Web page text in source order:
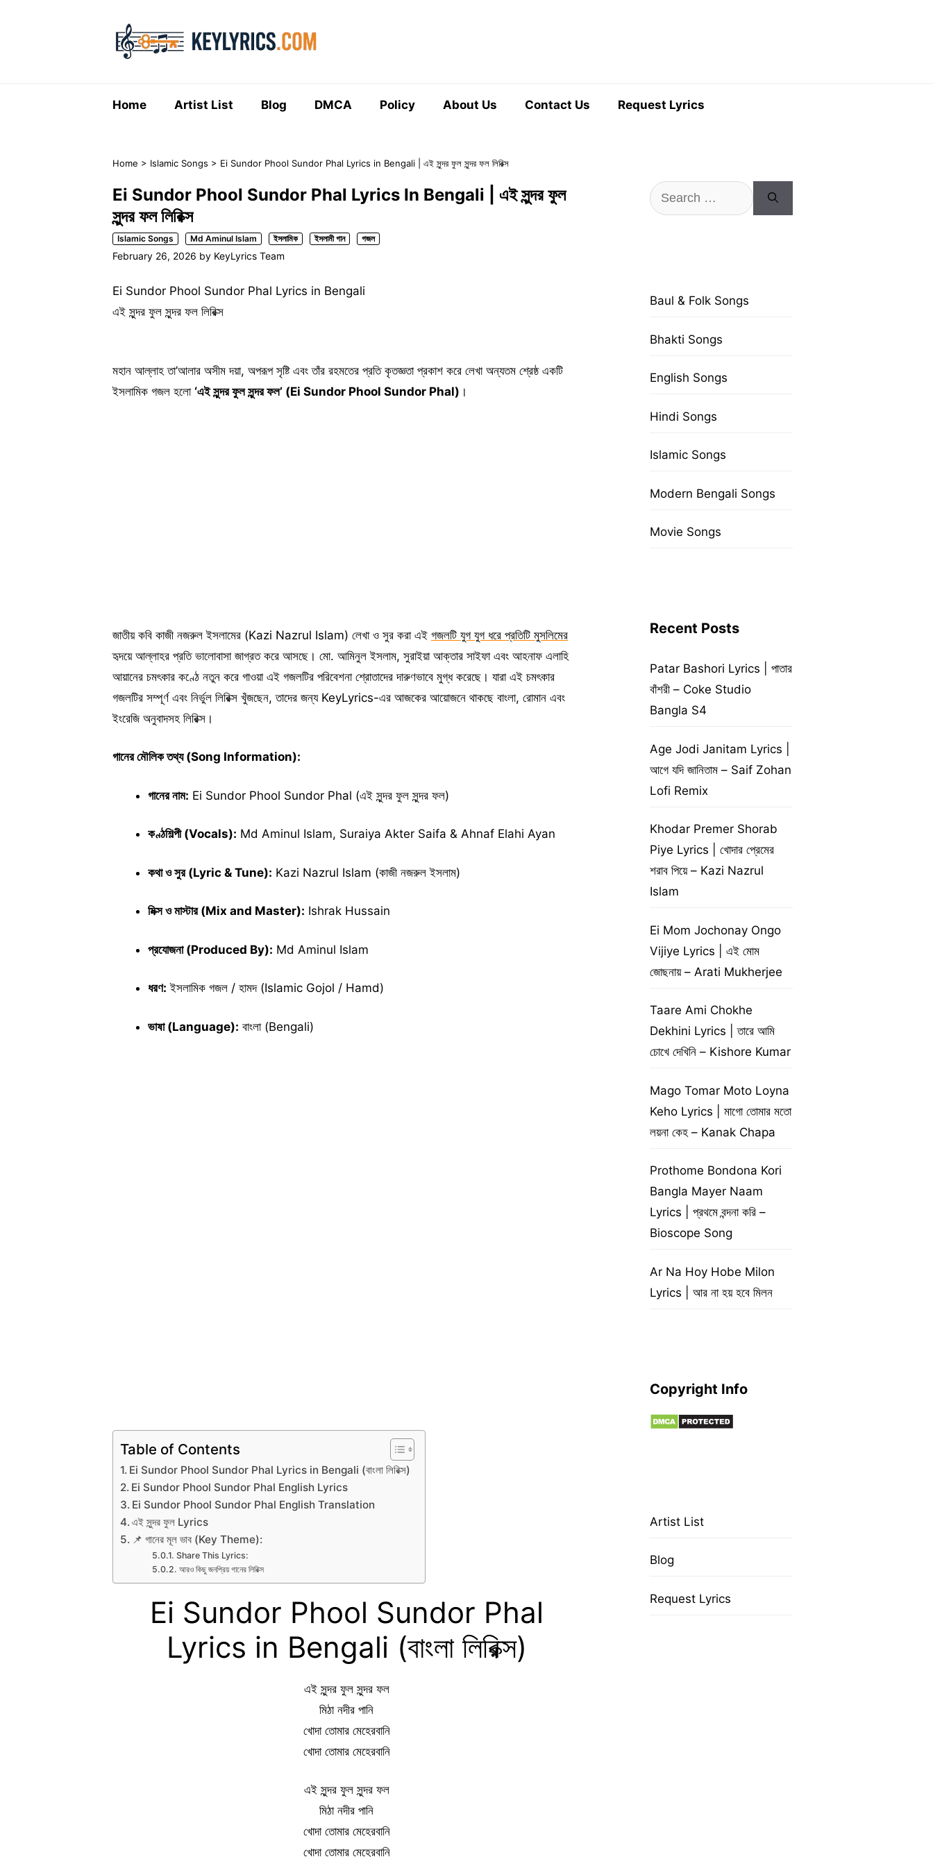
Home Artist List Blog DMCA Policy About Us Contact Us Request Lyrics
Home > Islamic Songs > Ei Sundor Phool Sundor Phal Lyrics in Bengali | এই সুন্দর ফুল সুন্দর ফল লিরিক্স
Ei Sundor Phool Sundor Phal Lyrics In Bengali | এই সুন্দর ফুল
সুন্দর ফল লিরিক্স
Islamic Songs Md Aminul Islam ইসলামিক ইসলামী গান গজল
February 26, 2026 by KeyLyrics Team
Ei Sundor Phool Sundor Phal Lyrics in Bengali
এই সুন্দর ফুল সুন্দর ফল লিরিক্স
মহান আল্লাহ তা’আলার অসীম দয়া, অপরূপ সৃষ্টি এবং তাঁর রহমতের প্রতি কৃতজ্ঞতা প্রকাশ করে লেখা অন্যতম শ্রেষ্ঠ একটি
ইসলামিক গজল হলো ‘এই সুন্দর ফুল সুন্দর ফল’ (Ei Sundor Phool Sundor Phal) ।
জাতীয় কবি কাজী নজরুল ইসলামের (Kazi Nazrul Islam) লেখা ও সুর করা এই গজলটি যুগ যুগ ধরে প্রতিটি মুসলিমের
হৃদয়ে আল্লাহর প্রতি ভালোবাসা জাগ্রত করে আসছে। মো. আমিনুল ইসলাম, সুরাইয়া আক্তার সাইফা এবং আহনাফ এলাহি
আয়ানের চমৎকার কণ্ঠে নতুন করে গাওয়া এই গজলটির পরিবেশনা শ্রোতাদের দারুণভাবে মুগ্ধ করেছে। যারা এই চমৎকার
গজলটির সম্পূর্ণ এবং নির্ভুল লিরিক্স খুঁজছেন, তাদের জন্য KeyLyrics-এর আজকের আয়োজনে থাকছে বাংলা, রোমান এবং
ইংরেজি অনুবাদসহ লিরিক্স।
গানের মৌলিক তথ্য (Song Information):
গানের নাম: Ei Sundor Phool Sundor Phal (এই সুন্দর ফুল সুন্দর ফল)
কণ্ঠশিল্পী (Vocals): Md Aminul Islam, Suraiya Akter Saifa & Ahnaf Elahi Ayan
কথা ও সুর (Lyric & Tune): Kazi Nazrul Islam (কাজী নজরুল ইসলাম)
মিক্স ও মাস্টার (Mix and Master): Ishrak Hussain
প্রযোজনা (Produced By): Md Aminul Islam
ধরণ: ইসলামিক গজল / হামদ (Islamic Gojol / Hamd)
ভাষা (Language): বাংলা (Bengali)
Table of Contents
Ei Sundor Phool Sundor Phal Lyrics in Bengali (বাংলা লিরিক্স)
Ei Sundor Phool Sundor Phal English Lyrics
Ei Sundor Phool Sundor Phal English Translation
এই সুন্দর ফুল Lyrics
📌 গানের মূল ভাব (Key Theme):
Share This Lyrics:
আরও কিছু জনপ্রিয় গানের লিরিক্স
Ei Sundor Phool Sundor Phal
Lyrics in Bengali (বাংলা লিরিক্স)
এই সুন্দর ফুল সুন্দর ফল
মিঠা নদীর পানি
খোদা তোমার মেহেরবানি
খোদা তোমার মেহেরবানি
এই সুন্দর ফুল সুন্দর ফল
মিঠা নদীর পানি
খোদা তোমার মেহেরবানি
খোদা তোমার মেহেরবানি
Search
for:
Baul & Folk Songs
Bhakti Songs
English Songs
Hindi Songs
Islamic Songs
Modern Bengali Songs
Movie Songs
Recent Posts
Patar Bashori Lyrics | পাতার
বাঁশরী – Coke Studio
Bangla S4
Age Jodi Janitam Lyrics |
আগে যদি জানিতাম – Saif Zohan
Lofi Remix
Khodar Premer Shorab
Piye Lyrics | খোদার প্রেমের
শরাব পিয়ে – Kazi Nazrul
Islam
Ei Mom Jochonay Ongo
Vijiye Lyrics | এই মোম
জোছনায় – Arati Mukherjee
Taare Ami Chokhe
Dekhini Lyrics | তারে আমি
চোখে দেখিনি – Kishore Kumar
Mago Tomar Moto Loyna
Keho Lyrics | মাগো তোমার মতো
লয়না কেহ – Kanak Chapa
Prothome Bondona Kori
Bangla Mayer Naam
Lyrics | প্রথমে বন্দনা করি –
Bioscope Song
Ar Na Hoy Hobe Milon
Lyrics | আর না হয় হবে মিলন
Copyright Info
Artist List
Blog
Request Lyrics